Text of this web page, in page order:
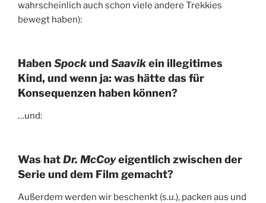
wahrscheinlich auch schon viele andere Trekkies
bewegt haben):
Haben SpockundSaavikein illegitimes
Kind, und wenn ja: was hätte das für
Konsequenzen haben können?
…und:
Was hatDr. McCoyeigentlich zwischen der
Serie und dem Film gemacht?
Außerdem werden wir beschenkt (s.u.), packen aus und